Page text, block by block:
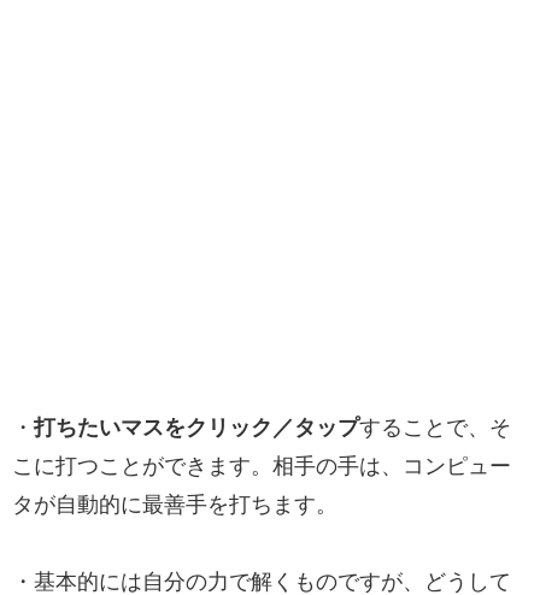
・打ちたいマスをクリック／タップすることで、そ
こに打つことができます。相手の手は、コンピュー
タが自動的に最善手を打ちます。
・基本的には自分の力で解くものですが、どうして